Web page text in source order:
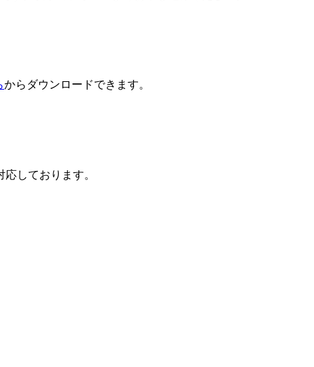
からダウンロードできます。
しております。